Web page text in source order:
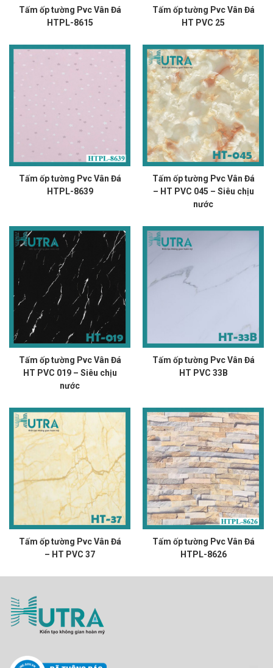
Tấm ốp tường Pvc Vân Đá
HTPL-8615
Tấm ốp tường Pvc Vân Đá
HT PVC 25
Tấm ốp tường Pvc Vân Đá
HTPL-8639
Tấm ốp tường Pvc Vân Đá
– HT PVC 045 – Siêu chịu
nước
Tấm ốp tường Pvc Vân Đá
HT PVC 019 – Siêu chịu
nước
Tấm ốp tường Pvc Vân Đá
HT PVC 33B
Tấm ốp tường Pvc Vân Đá
– HT PVC 37
Tấm ốp tường Pvc Vân Đá
HTPL-8626